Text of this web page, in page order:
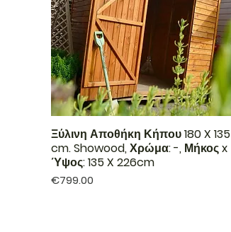
Ξύλινη Αποθήκη Κήπου 180 X 135
cm. Showood, Χρώμα: -, Μήκος x
Ύψος: 135 X 226cm
Price
€799.00